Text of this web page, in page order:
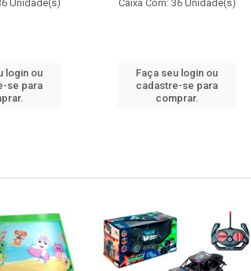
Unidade(s)
login ou
se para
Caixa Com: 36 Unidade(s)
Faça seu login ou
cadastre-se para
comprar.